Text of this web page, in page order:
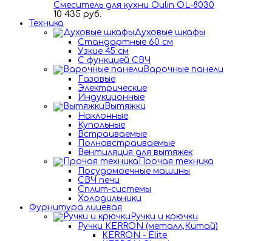
Смеситель для кухни Oulin OL-8030
10 435 руб.
Техника
Духовые шкафы
Стандартные 60 см
Узкие 45 см
С функцией СВЧ
Варочные панели
Газовые
Электрические
Индукционные
Вытяжки
Наклонные
Купольные
Встраиваемые
Полновстраиваемые
Вентиляция для вытяжек
Прочая техника
Посудомоечные машины
СВЧ печи
Сплит-системы
Холодильники
Фурнитура лицевая
Ручки и крючки
Ручки KERRON (металл,Китай)
KERRON - Elite